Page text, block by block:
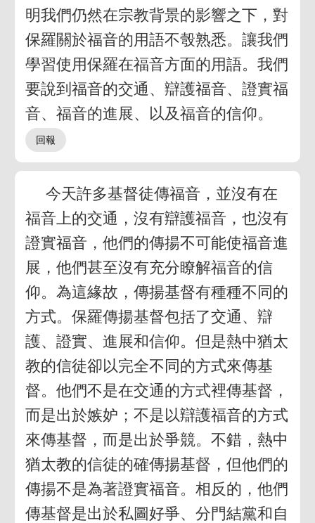
明我們仍然在宗教背景的影響之下，對
保羅關於福音的用語不彀熟悉。讓我們
學習使用保羅在福音方面的用語。我們
要說到福音的交通、辯護福音、證實福
音、福音的進展、以及福音的信仰。
今天許多基督徒傳福音，並沒有在
福音上的交通，沒有辯護福音，也沒有
證實福音，他們的傳揚不可能使福音進
展，他們甚至沒有充分瞭解福音的信
仰。為這緣故，傳揚基督有種種不同的
方式。保羅傳揚基督包括了交通、辯
護、證實、進展和信仰。但是熱中猶太
教的信徒卻以完全不同的方式來傳基
督。他們不是在交通的方式裡傳基督，
而是出於嫉妒；不是以辯護福音的方式
來傳基督，而是出於爭競。不錯，熱中
猶太教的信徒的確傳揚基督，但他們的
傳揚不是為著證實福音。相反的，他們
傳基督是出於私圖好爭、分門結黨和自